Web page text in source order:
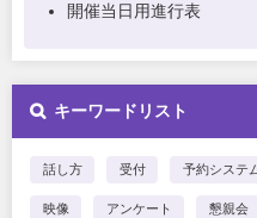
開催当日用進行表
キーワードリスト
話し方 受付 予約システ
映像 アンケート 懇親会